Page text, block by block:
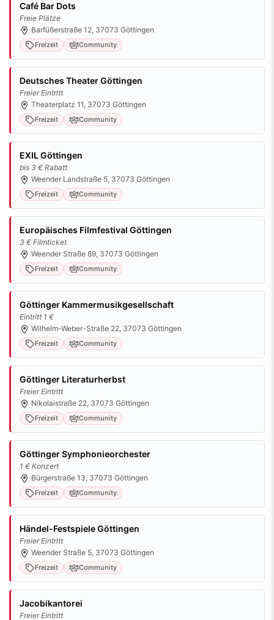
Café Bar Dots
Freie Plätze
Barfüßerstraße 12, 37073 Göttingen
Freizeit Community
Deutsches Theater Göttingen
Freier Eintritt
Theaterplatz 11, 37073 Göttingen
Freizeit Community
EXIL Göttingen
bis 3 € Rabatt
Weender Landstraße 5, 37073 Göttingen
Freizeit Community
Europäisches Filmfestival Göttingen
3 € Filmticket
Weender Straße 89, 37073 Göttingen
Freizeit Community
Göttinger Kammermusikgesellschaft
Eintritt 1 €
Wilhelm-Weber-Straße 22, 37073 Göttingen
Freizeit Community
Göttinger Literaturherbst
Freier Eintritt
Nikolaistraße 22, 37073 Göttingen
Freizeit Community
Göttinger Symphonieorchester
1 € Konzert
Bürgerstraße 13, 37073 Göttingen
Freizeit Community
Händel-Festspiele Göttingen
Freier Eintritt
Weender Straße 5, 37073 Göttingen
Freizeit Community
Jacobikantorei
Freier Eintritt